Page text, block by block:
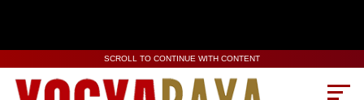
SCROLL TO CONTINUE WITH CONTENT